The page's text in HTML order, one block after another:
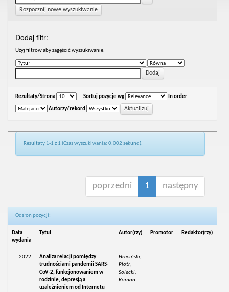
Rozpocznij nowe wyszukiwanie
Dodaj filtr:
Uzyj filtrów aby zagęścić wyszukiwanie.
Rezultaty/Strona Sortuj pozycje wg In order
Autorzy/rekord
Rezultaty 1-1 z 1 (Czas wyszukiwania: 0.002 sekund).
poprzedni 1 następny
Odsłon pozycji:
Data
wydania
Tytuł Autor(rzy) Promotor Redaktor(rzy)
2022
Analiza relacji pomiędzy
trudnościami pandemii SARS-
CoV-2, funkcjonowaniem w
rodzinie, depresją a
uzależnieniem od Internetu
Hreciński,
Piotr;
Solecki,
Roman
- -